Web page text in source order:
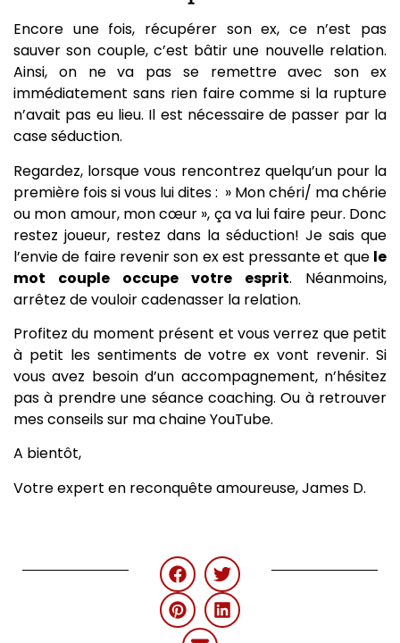
Encore une fois, récupérer son ex, ce n’est pas
sauver son couple, c’est bâtir une nouvelle relation.
Ainsi, on ne va pas se remettre avec son ex
immédiatement sans rien faire comme si la rupture
n’avait pas eu lieu. Il est nécessaire de passer par la
case séduction.
Regardez, lorsque vous rencontrez quelqu’un pour la
première fois si vous lui dites : » Mon chéri/ ma chérie
ou mon amour, mon cœur », ça va lui faire peur. Donc
restez joueur, restez dans la séduction! Je sais que
l’envie de faire revenir son ex est pressante et que le
mot couple occupe votre esprit. Néanmoins,
arrêtez de vouloir cadenasser la relation.
Profitez du moment présent et vous verrez que petit
à petit les sentiments de votre ex vont revenir. Si
vous avez besoin d’un accompagnement, n’hésitez
pas à prendre une séance coaching. Ou à retrouver
mes conseils sur ma chaine YouTube.
A bientôt,
Votre expert en reconquête amoureuse, James D.